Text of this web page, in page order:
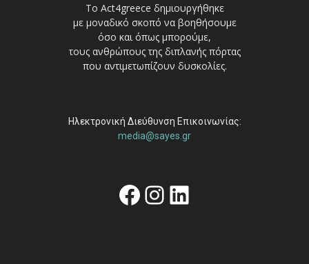
Το Act4greece δημιουργήθηκε
με μοναδικό σκοπό να βοηθήσουμε
όσο και όπως μπορούμε,
τους ανθρώπους της διπλανής πόρτας
που αντιμετωπίζουν δυσκολίες.
Ηλεκτρονική Διεύθυνση Επικοινωνίας:
media@sayes.gr
Facebook
Instagram
Linkedin